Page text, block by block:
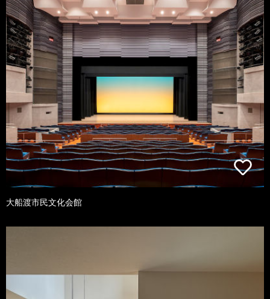
大船渡市民文化会館